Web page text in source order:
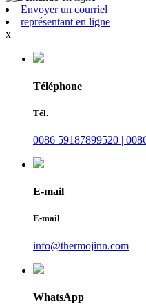
Envoyer un courriel
représentant en ligne
x
Téléphone
Tél.
0086 59187899520 |
E-mail
E-mail
info@thermojinn.com
WhatsApp